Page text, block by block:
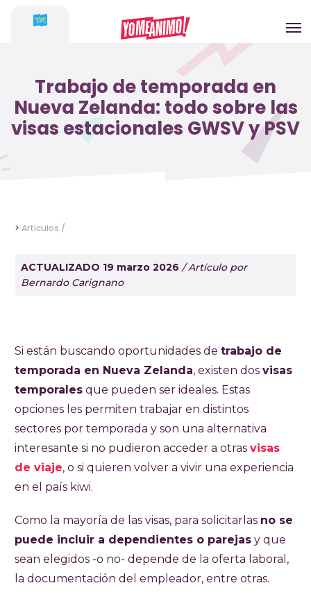
Trabajo de temporada en
Nueva Zelanda: todo sobre las
visas estacionales GWSV y PSV
> Articulos /
ACTUALIZADO 19 marzo 2026 / Artículo por
Bernardo Carignano
Si están buscando oportunidades de trabajo de
temporada en Nueva Zelanda, existen dos visas
temporales que pueden ser ideales. Estas
opciones les permiten trabajar en distintos
sectores por temporada y son una alternativa
interesante si no pudieron acceder a otras visas
de viaje, o si quieren volver a vivir una experiencia
en el país kiwi.
Como la mayoría de las visas, para solicitarlas no se
puede incluir a dependientes o parejas y que
sean elegidos -o no- depende de la oferta laboral,
la documentación del empleador, entre otras.